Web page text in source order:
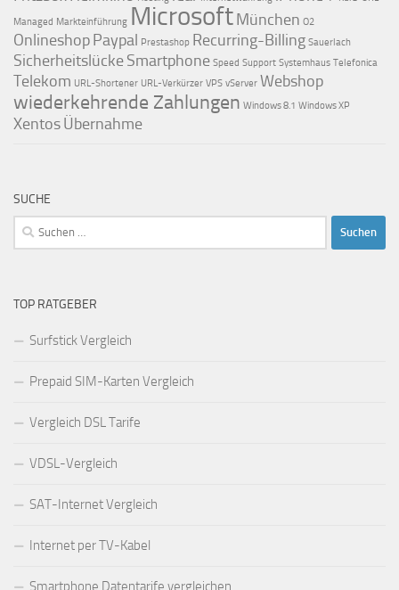
Managed Markteinführung Microsoft München O2
Onlineshop Paypal Prestashop Recurring-Billing Sauerlach
Sicherheitslücke Smartphone Speed Support Systemhaus Telefonica
Telekom URL-Shortener URL-Verkürzer VPS vServer Webshop
wiederkehrende Zahlungen Windows 8.1 Windows XP
Xentos Übernahme
SUCHE
Suchen
nach:
TOP RATGEBER
Surfstick Vergleich
Prepaid SIM-Karten Vergleich
Vergleich DSL Tarife
VDSL-Vergleich
SAT-Internet Vergleich
Internet per TV-Kabel
Smartphone Datentarife vergleichen